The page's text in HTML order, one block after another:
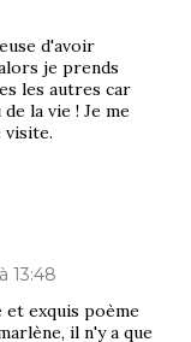
d'avoir
je prends
les autres car
la vie ! Je me
visite.
13:48
exquis poème
il n'y a que